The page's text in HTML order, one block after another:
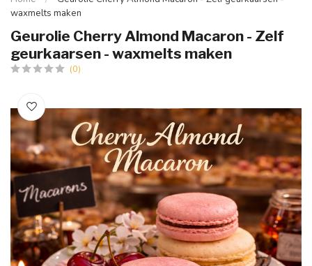
waxmelts maken
Geurolie Cherry Almond Macaron - Zelf
geurkaarsen - waxmelts maken
(0)